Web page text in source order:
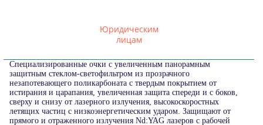
Юридическим
лицам
Специализированные очки с увеличенным панорамным
защитным стеклом-светофильтром из прозрачного
незапотевающего поликарбоната с твердым покрытием от
истирания и царапания, увеличенная защита спереди и с боков,
сверху и снизу от лазерного излучения, высокоскоростных
летящих частиц с низкоэнергетическим ударом. Защищают от
прямого и отраженного излучения Nd:YAG лазеров с рабочей